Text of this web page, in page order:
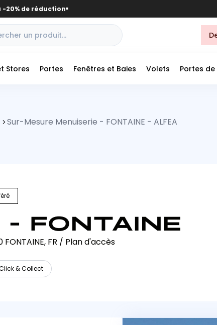
-20% de réduction■
Stores Portes Fenêtres et Baies Volets Portes
Sur-Mesure Menuiserie - FONTAINE - ALFEA
FONTAINE
FR / Plan d'accès
& Collect